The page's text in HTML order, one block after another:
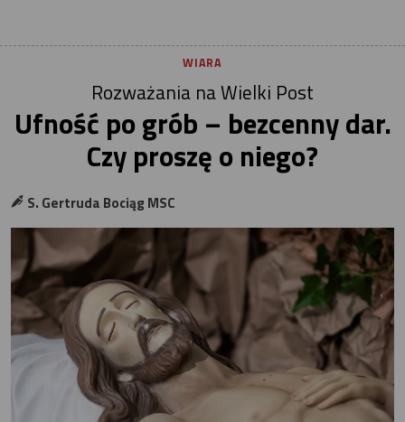
WIARA
Rozważania na Wielki Post
Ufność po grób – bezcenny dar.
Czy proszę o niego?
S. Gertruda Bociąg MSC